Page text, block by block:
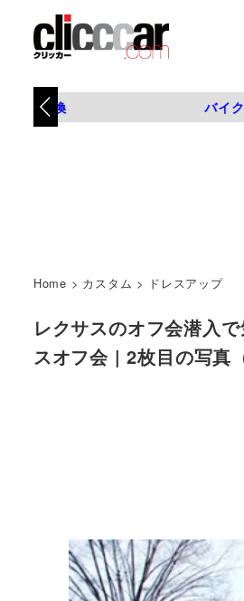
タイヤ交換 バイク
Home > カスタム > ドレスアップ
レクサスのオフ会潜入
スオフ会 | 2枚目の写真